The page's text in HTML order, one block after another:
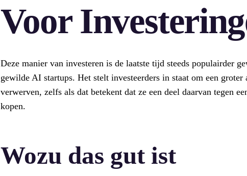
Voor
Deze manier van investeren is de laatste tijd steeds populairder
gewilde AI startups. Het stelt investeerders in staat om een groter
verwerven, zelfs als dat betekent dat ze een deel daarvan tegen
kopen.
Wozu das gut ist